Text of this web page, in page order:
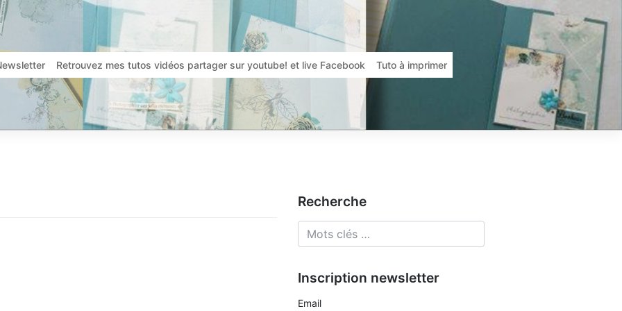
Retrouvez mes tutos vidéos partager sur youtube! et live Facebook Tuto à imprimer
Recherche
Inscription newsletter
Email